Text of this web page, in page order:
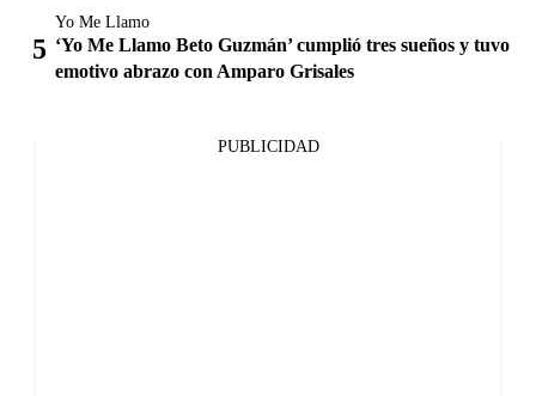
Yo Me Llamo
‘Yo Me Llamo Beto Guzmán’ cumplió tres sueños y tuvo
emotivo abrazo con Amparo Grisales
PUBLICIDAD